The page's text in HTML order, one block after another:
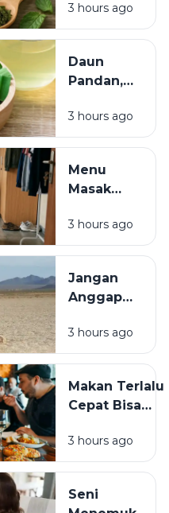
Penting
bagi
Ekosistem
Menyegarkan
dan Kaya
Manfaat bagi
Kesehatan
3 hours ago
Daun
Pandan,
Aromatik
dengan
Manfaat
untuk
dan
Kesehatan
3 hours ago
Menu
Masak
Anak Kos,
Hemat,
dan
Mudah
3 hours ago
Jangan
Anggap
Dehidrasi
Bisa
Kesehatan
dan
Sehari-
hari
3 hours ago
Makan Terlalu
Cepat Bisa
Kesehatan, Ini
Dampaknya
3 hours ago
Seni